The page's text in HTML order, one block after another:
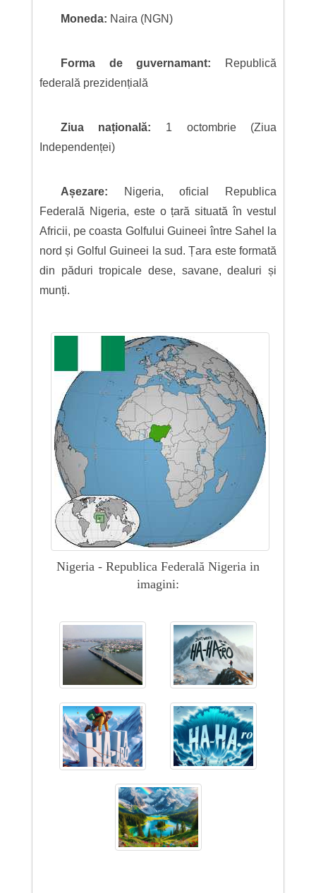
Moneda: Naira (NGN)
Forma de guvernamant:
Republică
federală prezidențială
Ziua națională: 1 octombrie (Ziua
Independenței)
Așezare:
Nigeria, oficial Republica
Federală Nigeria, este o țară situată în vestul
Africii, pe coasta Golfului Guineei între Sahel la
nord și Golful Guineei la sud. Țara este formată
din păduri tropicale dese, savane, dealuri și
munți.
Nigeria - Republica Federală Nigeria in
imagini: